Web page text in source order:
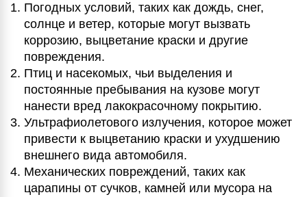
Погодных условий, таких как дождь, снег,
солнце и ветер, которые могут вызвать
коррозию, выцветание краски и другие
повреждения.
Птиц и насекомых, чьи выделения и
постоянные пребывания на кузове могут
нанести вред лакокрасочному покрытию.
Ультрафиолетового излучения, которое может
привести к выцветанию краски и ухудшению
внешнего вида автомобиля.
Механических повреждений, таких как
царапины от сучков, камней или мусора на